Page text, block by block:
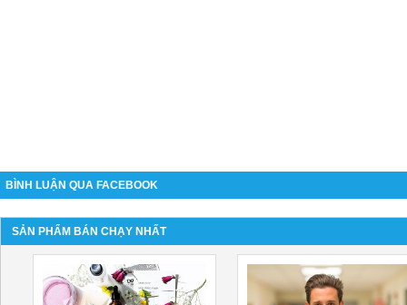
BÌNH LUẬN QUA FACEBOOK
SẢN PHẨM BÁN CHẠY NHẤT